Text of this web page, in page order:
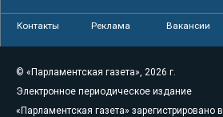
Контакты Реклама Вакансии
© «Парламентская газета», 2026 г.
Электронное периодическое издание
«Парламентская газета» зарегистрировано в